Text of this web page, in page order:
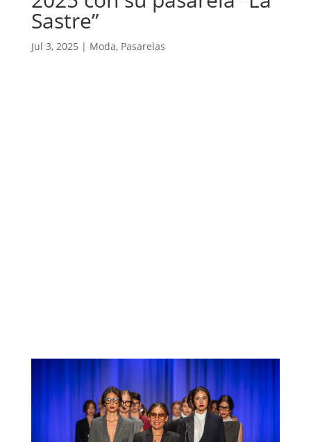
Sastre”
Jul 3, 2025 | Moda, Pasarelas